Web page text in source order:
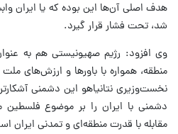
هدف اصلی آن‌ها این بوده که یا ایران
شد، تحت فشار قرار گیرد.
وی افزود: رژیم صهیونیستی هم به
منطقه، همواره با باورها و ارزش‌های
نخست‌وزیری نتانیاهو این دشمنی
دشمنی با ایران را بر موضوع
مقابله با قدرت منطقه‌ای و تمدنی ایران